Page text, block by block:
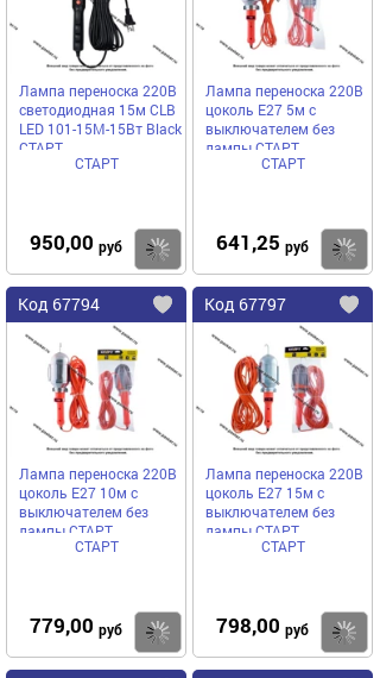
Лампа переноска 220В
светодиодная 15м CLB
LED 101-15M-15Вт Black
СТАРТ
СТАРТ
950,00 руб Купить
Лампа переноска 220В
цоколь Е27 5м с
выключателем без
лампы СТАРТ
СТАРТ
641,25 руб
Код 67794
Добавить
избранное
Лампа переноска 220В
цоколь Е27 10м с
выключателем без
лампы СТАРТ
СТАРТ
779,00 руб Купить
Код 67797
Лампа переноска 220В
цоколь Е27 15м с
выключателем без
лампы СТАРТ
СТАРТ
798,00 руб